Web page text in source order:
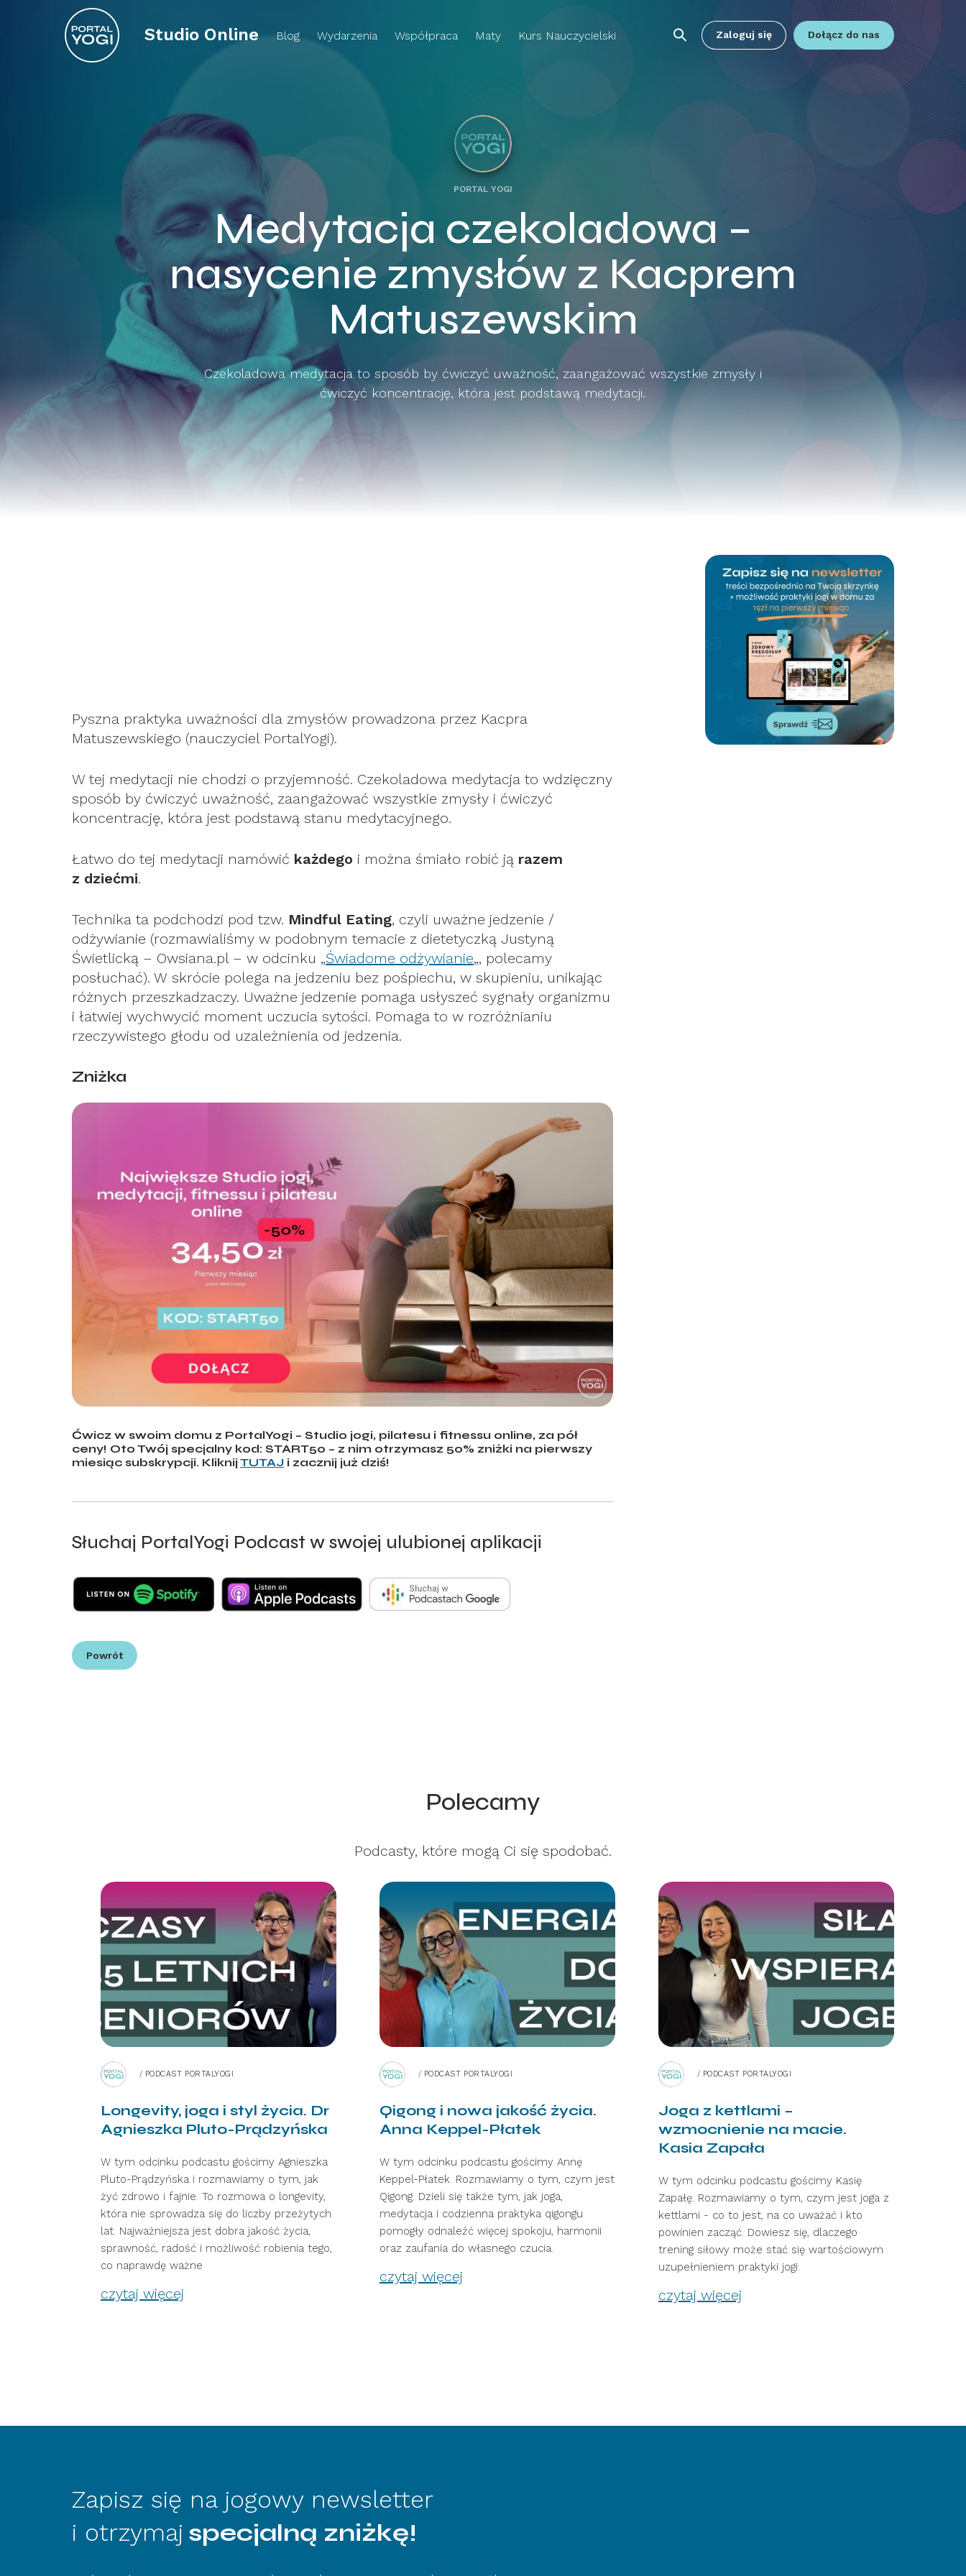
Studio Online Blog Wydarzenia Współpraca Maty Kurs Nauczycielski Zaloguj się Dołącz do nas
PORTAL YOGI
Medytacja czekoladowa –
nasycenie zmysłów z Kacprem
Matuszewskim
Czekoladowa medytacja to sposób by ćwiczyć uważność, zaangażować wszystkie zmysły i
ćwiczyć koncentrację, która jest podstawą medytacji.
Pyszna praktyka uważności dla zmysłów prowadzona przez Kacpra
Matuszewskiego (nauczyciel PortalYogi).
W tej medytacji nie chodzi o przyjemność. Czekoladowa medytacja to wdzięczny
sposób by ćwiczyć uważność, zaangażować wszystkie zmysły i ćwiczyć
koncentrację, która jest podstawą stanu medytacyjnego.
Łatwo do tej medytacji namówić każdego i można śmiało robić ją razem
z dziećmi.
Technika ta podchodzi pod tzw. Mindful Eating, czyli uważne jedzenie /
odżywianie (rozmawialiśmy w podobnym temacie z dietetyczką Justyną
Świetlicką – Owsiana.pl – w odcinku „Świadome odżywianie„, polecamy
posłuchać). W skrócie polega na jedzeniu bez pośpiechu, w skupieniu, unikając
różnych przeszkadzaczy. Uważne jedzenie pomaga usłyszeć sygnały organizmu
i łatwiej wychwycić moment uczucia sytości. Pomaga to w rozróżnianiu
rzeczywistego głodu od uzależnienia od jedzenia.
Zniżka
Ćwicz w swoim domu z PortalYogi – Studio jogi, pilatesu i fitnessu online, za pół
ceny! Oto Twój specjalny kod: START50 – z nim otrzymasz 50% zniżki na pierwszy
miesiąc subskrypcji. Kliknij TUTAJ i zacznij już dziś!
Słuchaj PortalYogi Podcast w swojej ulubionej aplikacji
Powrót
Polecamy
Podcasty, które mogą Ci się spodobać.
/ PODCAST PORTALYOGI
Longevity, joga i styl życia. Dr
Agnieszka Pluto-Prądzyńska
W tym odcinku podcastu gościmy Agnieszka
Pluto-Prądzyńska i rozmawiamy o tym, jak
żyć zdrowo i fajnie. To rozmowa o longevity,
która nie sprowadza się do liczby przeżytych
lat. Najważniejsza jest dobra jakość życia,
sprawność, radość i możliwość robienia tego,
co naprawdę ważne
czytaj więcej
/ PODCAST PORTALYOGI
Qigong i nowa jakość życia.
Anna Keppel-Płatek
W tym odcinku podcastu gościmy Annę
Keppel-Płatek. Rozmawiamy o tym, czym jest
Qigong. Dzieli się także tym, jak joga,
medytacja i codzienna praktyka qigongu
pomogły odnaleźć więcej spokoju, harmonii
oraz zaufania do własnego czucia.
czytaj więcej
/ PODCAST PORTALYOGI
Joga z kettlami –
wzmocnienie na macie.
Kasia Zapała
W tym odcinku podcastu gościmy Kasię
Zapałę. Rozmawiamy o tym, czym jest joga z
kettlami - co to jest, na co uważać i kto
powinien zacząć. Dowiesz się, dlaczego
trening siłowy może stać się wartościowym
uzupełnieniem praktyki jogi.
czytaj więcej
Zapisz się na jogowy newsletter
i otrzymaj specjalną zniżkę!